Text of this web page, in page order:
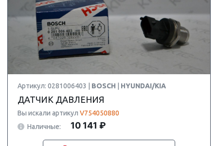
Артикул: 0281006403 | BOSCH HYUNDAI/KIA
ДАТЧИК ДАВЛЕНИЯ
Вы искали артикул V754050880
Наличные:
10 141 ₽